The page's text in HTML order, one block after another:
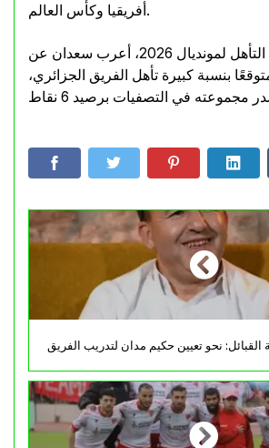
أفريقيا وكأس العالم.
وبالنسبة لفرص التأهل لمونديال 2026، أعرب سعدان عن
بنسبة كبيرة تأهل الفريق الجزائري،
القبائل: نحو تعيين حكيم مدان لتدريب الفريق